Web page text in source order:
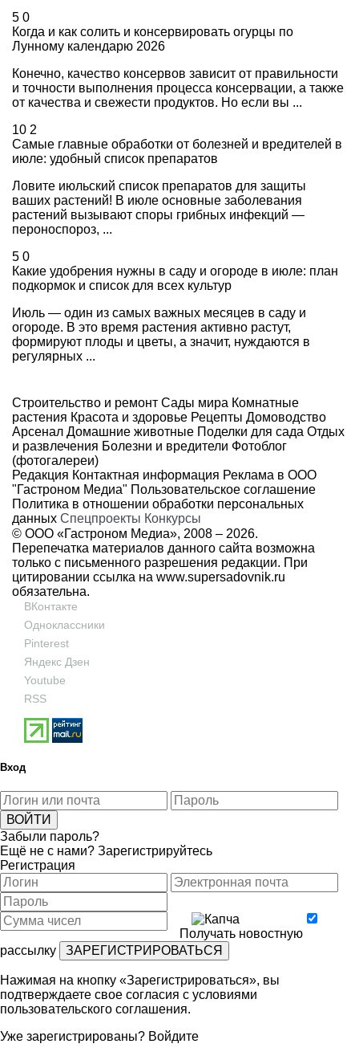
5 0
Когда и как солить и консервировать огурцы по
Лунному календарю 2026
Конечно, качество консервов зависит от правильности
и точности выполнения процесса консервации, а также
от качества и свежести продуктов. Но если вы ...
10 2
Самые главные обработки от болезней и вредителей в
июле: удобный список препаратов
Ловите июльский список препаратов для защиты
ваших растений! В июле основные заболевания
растений вызывают споры грибных инфекций —
пероноспороз, ...
5 0
Какие удобрения нужны в саду и огороде в июле: план
подкормок и список для всех культур
Июль — один из самых важных месяцев в саду и
огороде. В это время растения активно растут,
формируют плоды и цветы, а значит, нуждаются в
регулярных ...
Строительство и ремонт Сады мира Комнатные
растения Красота и здоровье Рецепты Домоводство
Арсенал Домашние животные Поделки для сада Отдых
и развлечения Болезни и вредители Фотоблог
(фотогалереи)
Редакция Контактная информация Реклама в ООО
"Гастроном Медиа" Пользовательское соглашение
Политика в отношении обработки персональных
данных Спецпроекты Конкурсы
© ООО «Гастроном Медиа», 2008 – 2026.
Перепечатка материалов данного сайта возможна
только с письменного разрешения редакции. При
цитировании ссылка на www.supersadovnik.ru
обязательна.
ВКонтакте
Одноклассники
Pinterest
Яндекс Дзен
Youtube
RSS
Вход
Забыли пароль?
Ещё не с нами? Зарегистрируйтесь
Регистрация
Получать новостную
рассылку
Нажимая на кнопку «Зарегистрироваться», вы
подтверждаете свое согласия с условиями
пользовательского соглашения.
Уже зарегистрированы? Войдите